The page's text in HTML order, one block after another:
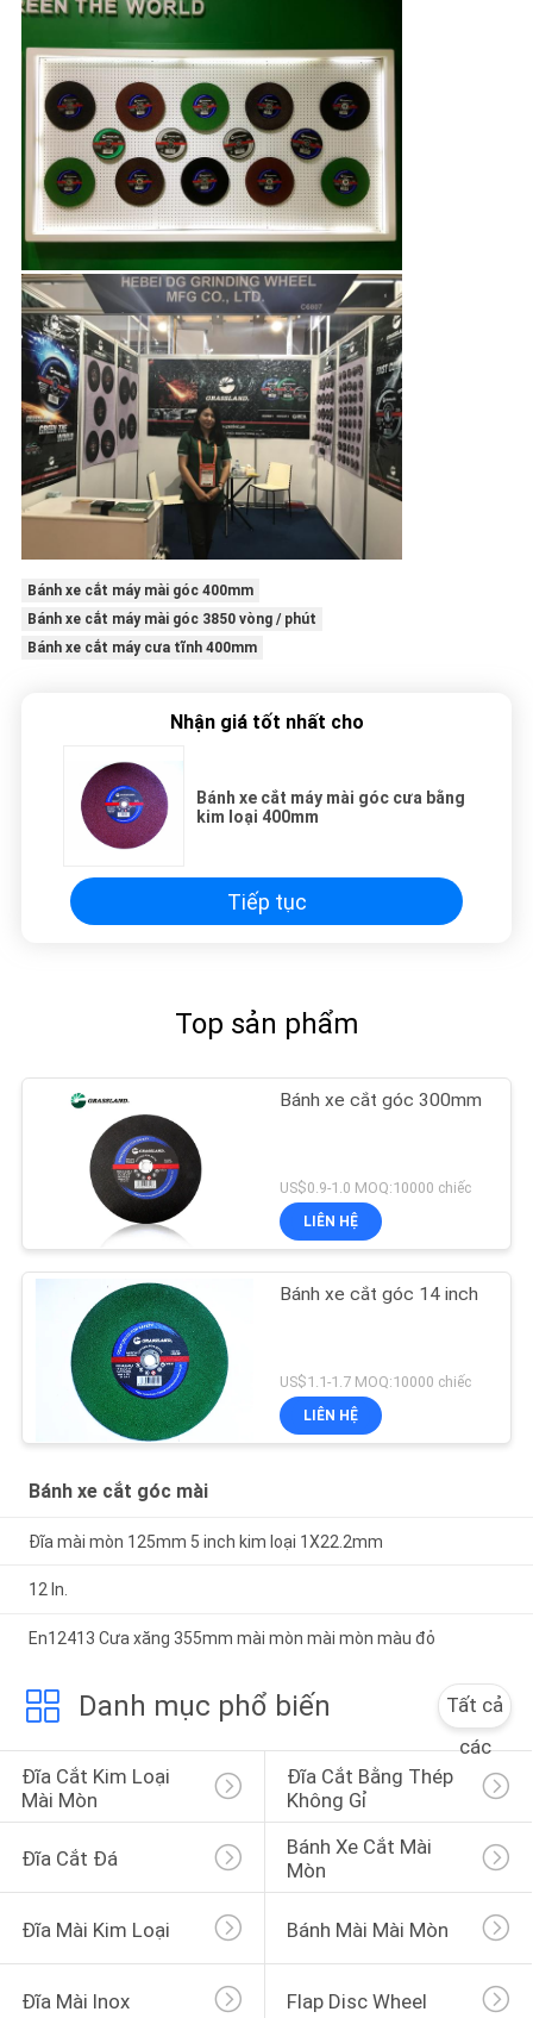
Bánh xe cắt máy mài góc 400mm
Bánh xe cắt máy mài góc 3850 vòng / phút
Bánh xe cắt máy cưa tĩnh 400mm
Nhận giá tốt nhất cho
Bánh xe cắt máy mài góc cưa bằng
kim loại 400mm
Tiếp tục
Top sản phẩm
Bánh xe cắt góc 300mm
US$0.9-1.0 MOQ:10000 chiếc
LIÊN HỆ
Bánh xe cắt góc 14 inch
US$1.1-1.7 MOQ:10000 chiếc
LIÊN HỆ
Bánh xe cắt góc mài
Đĩa mài mòn 125mm 5 inch kim loại 1X22.2mm
12 In.
En12413 Cưa xăng 355mm mài mòn mài mòn màu đỏ
Danh mục phổ biến
Tất cả
các
Đĩa Cắt Kim Loại
Mài Mòn
Đĩa Cắt Bằng Thép
Không Gỉ
Đĩa Cắt Đá
Bánh Xe Cắt Mài
Mòn
Đĩa Mài Kim Loại Bánh Mài Mài Mòn
Đĩa Mài Inox Flap Disc Wheel